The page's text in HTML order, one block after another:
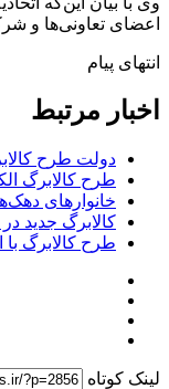
اعضای تعاونی‌ها و
انتهای پیام
اخبار مرتبط
دولت طرح
طرح کالابرگ
خانوارهای
کالابرگ جدید
طرح کالابرگ با
لینک کوتاه